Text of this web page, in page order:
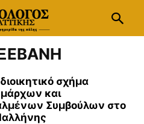
σχήμα
και
Συμβούλων στο